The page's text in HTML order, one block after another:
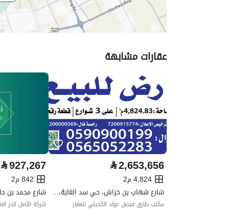
عرض الشارع
60
رقم المخطط
25 / ع / 1401
رقم صك الملكية
واجهة العقار
جنوبية شرقية
حدود واطوال العقار
الضمانات والمدة
-
قنوات الاعلان
منصة مرخصة ،لوحة اعلانية
حدود العقار/الملكية
الشمالي
اسم القطعة
عقارات مشابهة
⃁2,653,656
4,824 م2
شارع شهاب بن خراش، حي سد الغابة، المدينة المنورة
مكتب طارق فيصل عواد الكحيلي للعقار
⃁927,267
842 م2
شركة الأصل الحر